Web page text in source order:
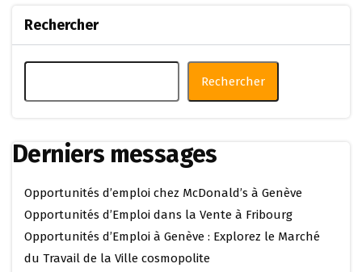
Rechercher
Rechercher
Derniers messages
Opportunités d’emploi chez McDonald’s à Genève
Opportunités d’Emploi dans la Vente à Fribourg
Opportunités d’Emploi à Genève : Explorez le Marché
du Travail de la Ville cosmopolite